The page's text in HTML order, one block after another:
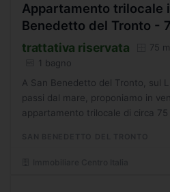
Appartamento trilocale
Benedetto del Tronto -
trattativa riservata 75
1 bagno
A San Benedetto del Tronto, sul
passi dal mare, proponiamo in
appartamento trilocale di circa